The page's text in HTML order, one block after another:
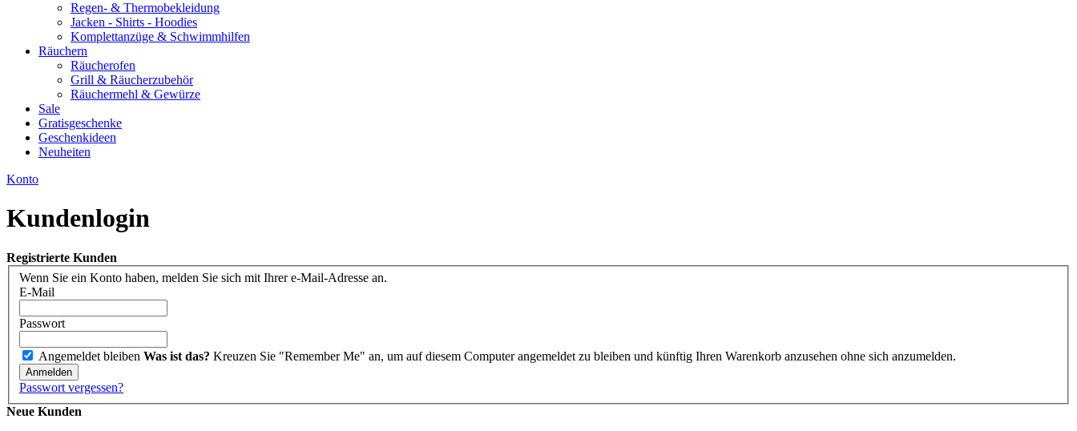
Regen- & Thermobekleidung
Jacken - Shirts - Hoodies
Komplettanzüge & Schwimmhilfen
Räuchern
Räucherofen
Grill & Räucherzubehör
Räuchermehl & Gewürze
Sale
Gratisgeschenke
Geschenkideen
Neuheiten
Konto
Kundenlogin
Registrierte Kunden
Wenn Sie ein Konto haben, melden Sie sich mit Ihrer e-Mail-Adresse an.
E-Mail
Passwort
Angemeldet bleiben Was ist das? Kreuzen Sie "Remember Me" an, um auf diesem Computer angemeldet zu bleiben und künftig Ihren Warenkorb anzusehen ohne sich anzumelden.
Anmelden
Passwort vergessen?
Neue Kunden